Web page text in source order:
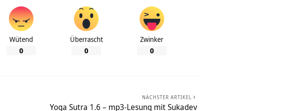
Wütend
0
Überrascht
0
Zwinker
0
NÄCHSTER ARTIKEL
Yoga Sutra 1.6 – mp3-Lesung mit Sukadev